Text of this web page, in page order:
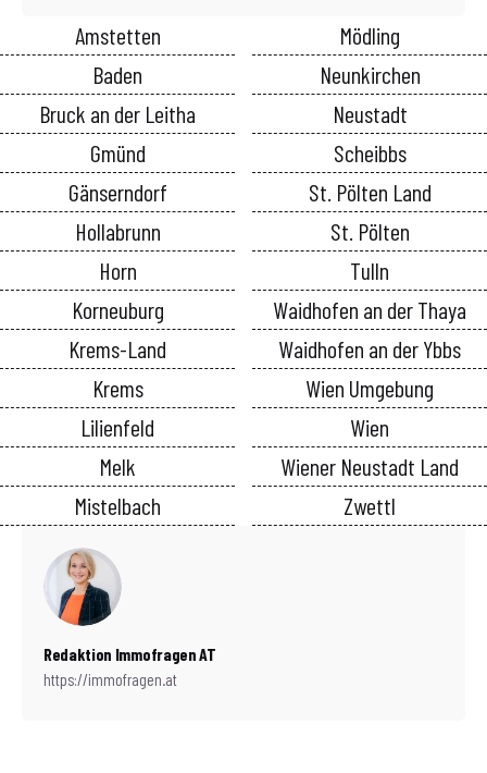
Amstetten
Baden
Bruck an der Leitha
Gmünd
Gänserndorf
Hollabrunn
Horn
Korneuburg
Krems-Land
Krems
Lilienfeld
Melk
Mistelbach
Mödling
Neunkirchen
Neustadt
Scheibbs
St. Pölten Land
St. Pölten
Tulln
Waidhofen an der Thaya
Waidhofen an der Ybbs
Wien Umgebung
Wien
Wiener Neustadt Land
Zwettl
Redaktion Immofragen AT
https://immofragen.at